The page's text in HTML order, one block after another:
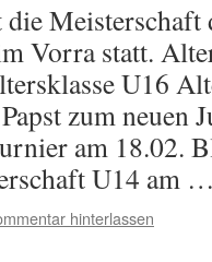
Vorra statt.
U16
zum neuen
am 18.02.
U14 am
hinterlassen